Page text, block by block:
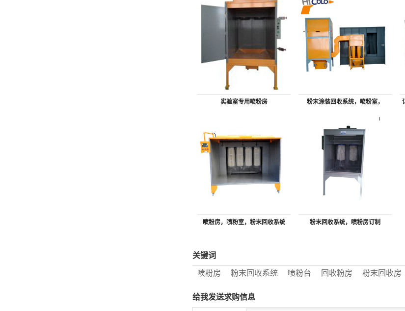
实验室专用喷粉房 粉末涂装回收系统，喷粉室，
喷粉房，喷粉室，粉末回收系统 粉末回收系统，喷粉房订制
关键词
喷粉房 粉末回收系统 喷粉台 回收粉房 粉末回收房
给我发送求购信息